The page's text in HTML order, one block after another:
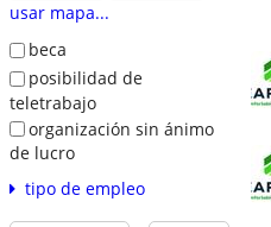
usar mapa...
beca
posibilidad de
teletrabajo
organización sin ánimo
de lucro
tipo de empleo